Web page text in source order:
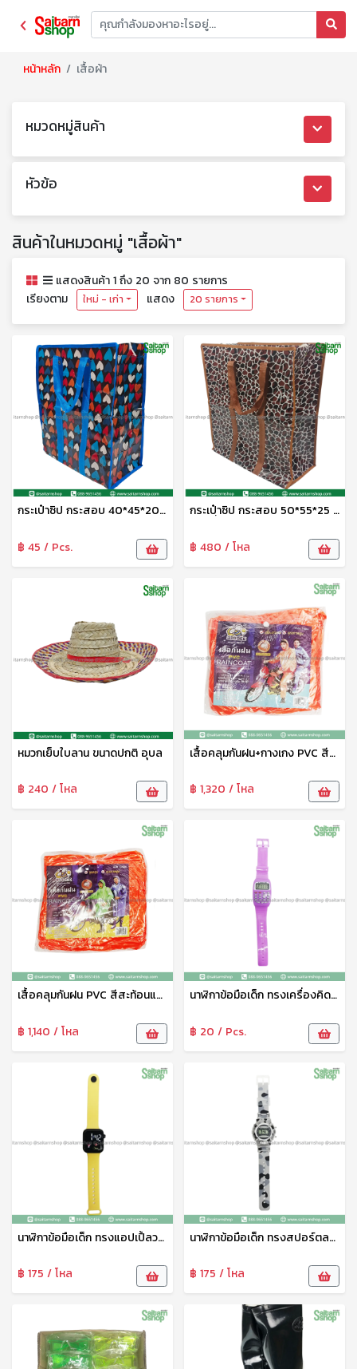
หน้าหลัก เสื้อผ้า
หมวดหมู่สินค้า
หัวข้อ
สินค้าในหมวดหมู่ "เสื้อผ้า"
แสดงสินค้า 1 ถึง 20 จาก 80 รายการ
เรียงตาม
ใหม่ - เก่า แสดง 20 รายการ
กระเป๋าซิป กระสอบ 40*45*20 ซม.No.16608 TL
฿ 45 / Pcs.
กระเปฺ๋าซิป กระสอบ 50*55*25 ซม.No.16610 TL
฿ 480 / โหล
หมวกเย็บใบลาน ขนาดปกติ อุบล
฿ 240 / โหล
เสื้อคลุมกันฝน+กางเกง PVC สีสะท้อนแสง B-84007 Bigbee
฿ 1,320 / โหล
เสื้อคลุมกันฝน PVC สีสะท้อนแสง B-84006 Bigbee
฿ 1,140 / โหล
นาฬิกาข้อมือเด็ก ทรงเครื่องคิดเลข HY089-7 THY
฿ 20 / Pcs.
นาฬิกาข้อมือเด็ก ทรงแอปเปิ้ลวอช HY089-5 THY
฿ 175 / โหล
นาฬิกาข้อมือเด็ก ทรงสปอร์ตลายทหาร HY089-8 THY
฿ 175 / โหล